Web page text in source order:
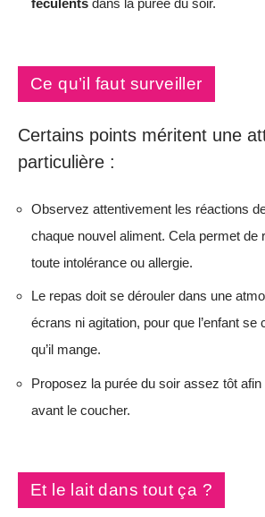
féculents dans la purée du soir.
Ce qu’il faut surveiller
Certains points méritent une
particulière :
Observez attentivement les réactions
chaque nouvel aliment. Cela permet de
toute intolérance ou allergie.
Le repas doit se dérouler dans une
écrans ni agitation, pour que l’enfant se
qu’il mange.
Proposez la purée du soir assez tôt
avant le coucher.
Et le lait dans tout ça ?